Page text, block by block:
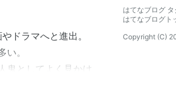
ドラマへと進出。
。
鬼としてよく見かけ
はてなブログ タ
はてなブログト
Copyright (C)